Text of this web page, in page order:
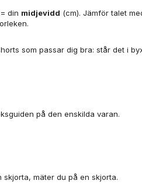
= din midjevidd (cm). Jämför talet
som passar dig bra: står det i
på den enskilda varan.
mäter du på en skjorta.